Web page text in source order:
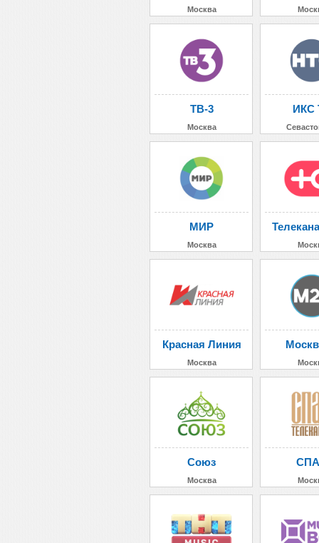
Москва
ТВ-3
Москва
ИКС
МИР
Москва
Красная Линия
Москва
Союз
Москва